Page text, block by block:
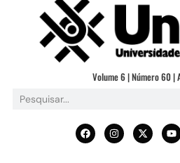
Volume 6 | Número 60 |